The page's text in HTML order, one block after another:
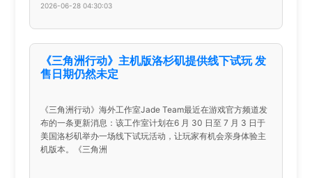
2026-06-28 04:30:03
《三角洲行动》主机版洛杉矶提供线下试玩 发
售日期仍然未定
《三角洲行动》海外工作室Jade Team最近在游戏官方频道发
布的一条更新消息：该工作室计划在6 月 30 日至 7 月 3 日于
美国洛杉矶举办一场线下试玩活动，让玩家有机会亲身体验主
机版本。《三角洲